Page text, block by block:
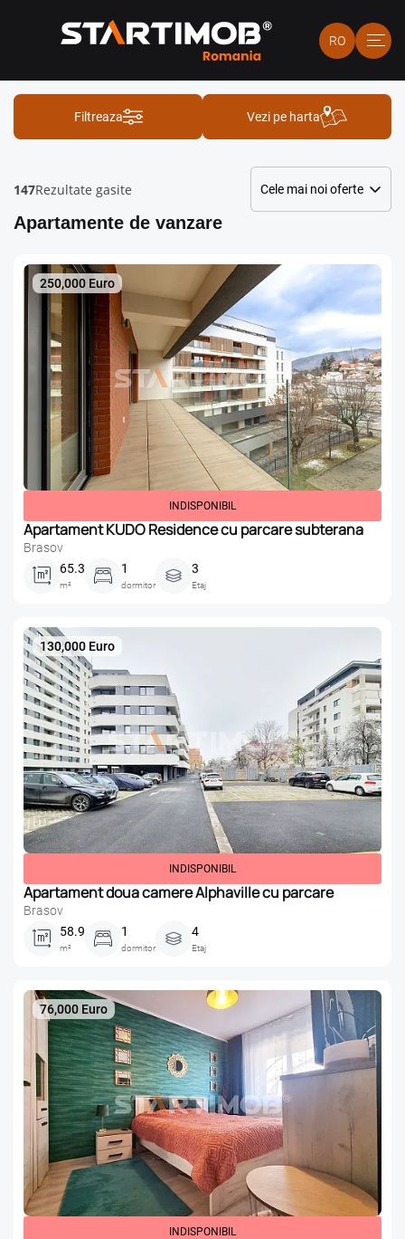
RO
Filtreaza Vezi pe harta
147Rezultate gasite
Apartamente de vanzare
250,000 Euro
INDISPONIBIL
Apartament KUDO Residence cu parcare subterana
Brasov
65.3
m²
1
dormitor
3
Etaj
130,000 Euro
INDISPONIBIL
Apartament doua camere Alphaville cu parcare
Brasov
58.9
m²
1
dormitor
4
Etaj
76,000 Euro
INDISPONIBIL